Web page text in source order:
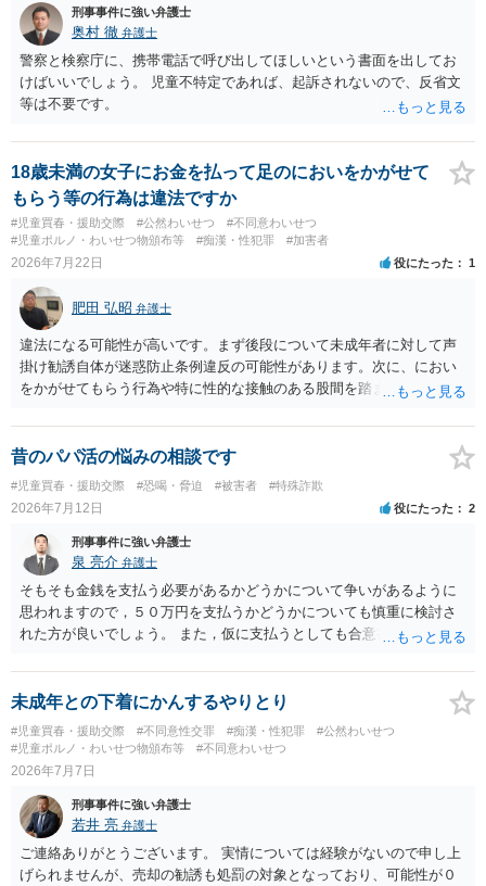
刑事事件に強い弁護士
奥村 徹 弁護士
警察と検察庁に、携帯電話で呼び出してほしいという書面を出してお
けばいいでしょう。 児童不特定であれば、起訴されないので、反省文
等は不要です。
18歳未満の女子にお金を払って足のにおいをかがせて
もらう等の行為は違法ですか
#児童買春・援助交際 #公然わいせつ
#不同意わいせつ
#児童ポルノ・わいせつ物頒布等
#痴漢・性犯罪 #加害者
2026年7月22日 役にたった 1
肥田 弘昭 弁護士
違法になる可能性が高いです。まず後段について未成年者に対して声
掛け勧誘自体が迷惑防止条例違反の可能性があります。次に、におい
をかがせてもらう行為や特に性的な接触のある股間を踏ませる行為
条例違反などに該当する可能性が高いです。ご参考にしてください。
昔のパパ活の悩みの相談です
#児童買春・援助交際 #恐喝・脅迫 #被害者 #特殊詐欺
2026年7月12日 役にたった 2
刑事事件に強い弁護士
泉 亮介 弁護士
そもそも金銭を支払う必要があるかどうかについて争いがあるように
思われますので，５０万円を支払うかどうかについても慎重に検討さ
れた方が良いでしょう。 また，仮に支払うとしても合意書を交わし，
面を作成したうえで支払いをする必要があるでしょう。 一度弁護士に
相談をされた方が良いかと思われます。
未成年との下着にかんするやりとり
#児童買春・援助交際 #不同意性交罪 #痴漢・性犯罪
#公然わいせつ
#児童ポルノ・わいせつ物頒布等
#不同意わいせつ
2026年7月7日
刑事事件に強い弁護士
若井 亮 弁護士
ご連絡ありがとうございます。 実情については経験がないので申し上
げられませんが、売却の勧誘も処罰の対象となっており、可能性が０